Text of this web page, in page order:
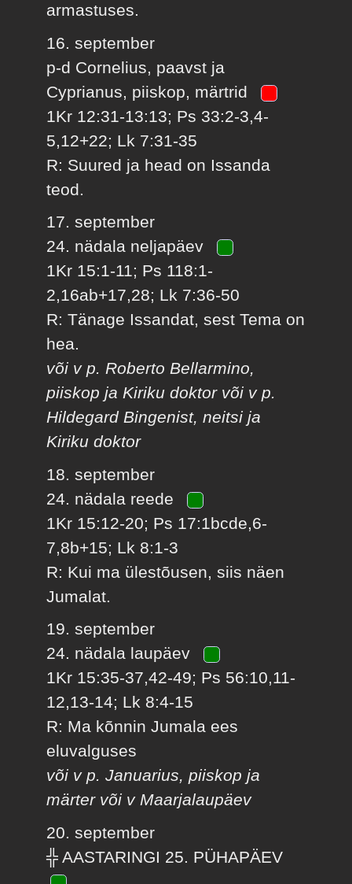
armastuses.
16. september
p-d Cornelius, paavst ja
Cyprianus, piiskop, märtrid
1Kr 12:31-13:13; Ps 33:2-3,4-
5,12+22; Lk 7:31-35
R: Suured ja head on Issanda
teod.
17. september
24. nädala neljapäev
1Kr 15:1-11; Ps 118:1-
2,16ab+17,28; Lk 7:36-50
R: Tänage Issandat, sest Tema on
hea.
või v p. Roberto Bellarmino,
piiskop ja Kiriku doktor või v p.
Hildegard Bingenist, neitsi ja
Kiriku doktor
18. september
24. nädala reede
1Kr 15:12-20; Ps 17:1bcde,6-
7,8b+15; Lk 8:1-3
R: Kui ma ülestõusen, siis näen
Jumalat.
19. september
24. nädala laupäev
1Kr 15:35-37,42-49; Ps 56:10,11-
12,13-14; Lk 8:4-15
R: Ma kõnnin Jumala ees
eluvalguses
või v p. Januarius, piiskop ja
märter või v Maarjalaupäev
20. september
╬ AASTARINGI 25. PÜHAPÄEV